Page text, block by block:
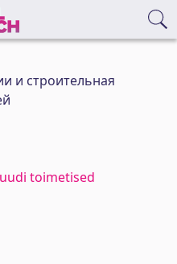
и строительная
toimetised